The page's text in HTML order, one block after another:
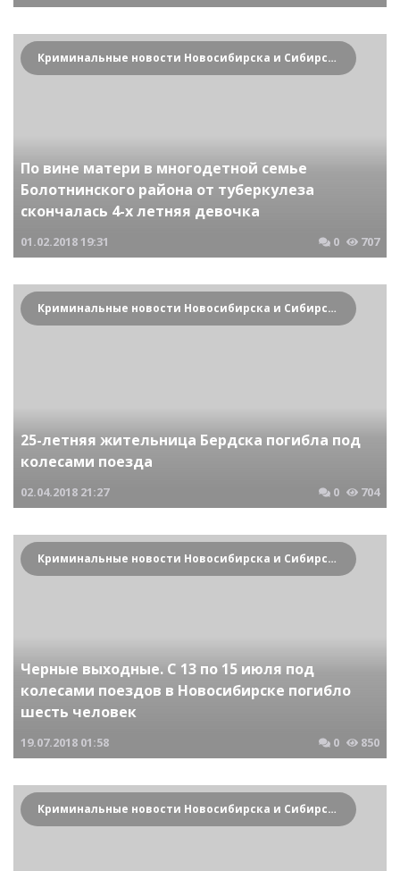
Криминальные новости Новосибирска и Сибирского региона
По вине матери в многодетной семье
Болотнинского района от туберкулеза
скончалась 4-х летняя девочка
01.02.201819:31 0 707
Криминальные новости Новосибирска и Сибирского региона
25-летняя жительница Бердска погибла под
колесами поезда
02.04.2018 21:27 0 704
Криминальные новости Новосибирска и Сибирского региона
Черные выходные. С 13 по 15 июля под
колесами поездов в Новосибирске погибло
шесть человек
19.07.2018 01:58 0 850
Криминальные новости Новосибирска и Сибирского региона